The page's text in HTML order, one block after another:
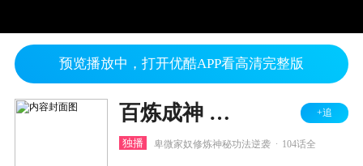
预览播放中，打开优酷APP看高清完整版
百炼成神 第一二季 +追
独播 卑微家奴修炼神秘功法逆袭 104话全